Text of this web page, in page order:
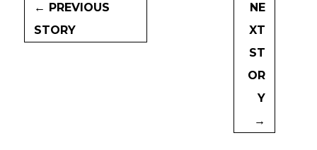
← PREVIOUS
STORY
NE
XT
ST
OR
Y
→